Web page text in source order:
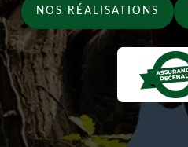
NOS RÉALISATIONS